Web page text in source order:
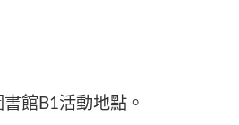
館B1活動地點。